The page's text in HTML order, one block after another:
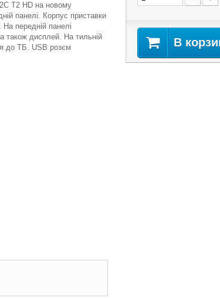
T2 HD на новому
панелі. Корпус приставки
На передній панелі
також дисплей. На тильній
до ТБ. USB розєм
В